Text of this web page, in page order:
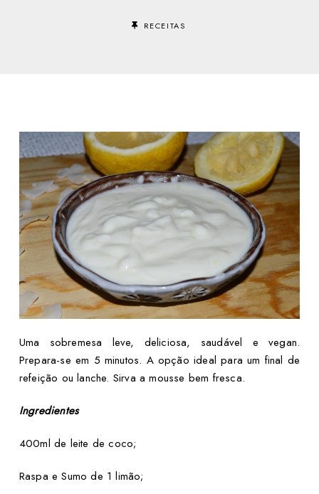
RECEITAS
Uma sobremesa leve, deliciosa, saudável e vegan.
Prepara-se em 5 minutos. A opção ideal para um final de
refeição ou lanche. Sirva a mousse bem fresca.
Ingredientes
400ml de leite de coco;
Raspa e Sumo de 1 limão;